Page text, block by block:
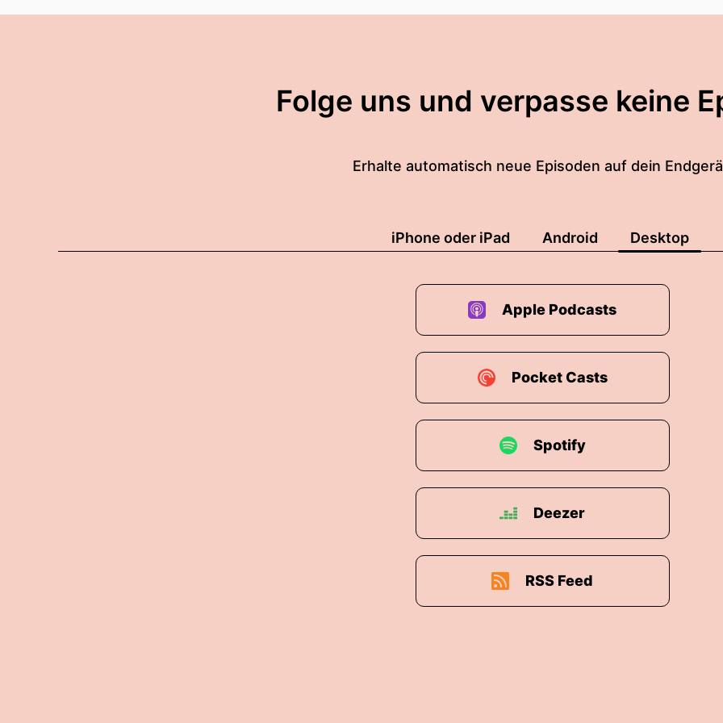
Folge uns und verpasse keine
Erhalte automatisch neue Episoden auf dein
iPhone oder iPad Android Desktop
Apple Podcasts
Pocket Casts
Spotify
Deezer
RSS Feed